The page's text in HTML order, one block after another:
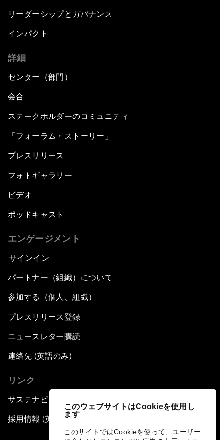
このウェブサイトはCookieを使用し
ます
このサイトではCookieを使って、ユーザー
リーダーシップとガバナンス
インパクト
詳細
センター（部門）
会合
ステークホルダーのコミュニティ
「フォーラム・ストーリー」
プレスリリース
フォトギャラリー
ビデオ
ポッドキャスト
エンゲージメント
サインイン
パートナー（組織）について
参加する（個人、組織）
プレスリリース登録
ニュースレター購読
連絡先 (英語のみ)
リンク
サステナビリティへの取り組み
採用情報 (英語のみ)